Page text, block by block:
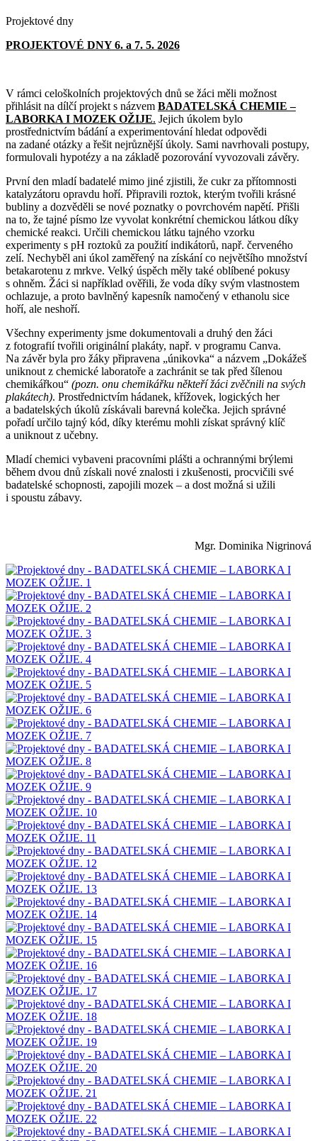
Projektové dny
PROJEKTOVÉ DNY 6. a 7. 5. 2026
V rámci celoškolních projektových dnů se žáci měli možnost
přihlásit na dílčí projekt s názvem BADATELSKÁ CHEMIE –
LABORKA I MOZEK OŽIJE. Jejich úkolem bylo
prostřednictvím bádání a experimentování hledat odpovědi
na zadané otázky a řešit nejrůznější úkoly. Sami navrhovali postupy,
formulovali hypotézy a na základě pozorování vyvozovali závěry.
První den mladí badatelé mimo jiné zjistili, že cukr za přítomnosti
katalyzátoru opravdu hoří. Připravili roztok, kterým tvořili krásné
bubliny a dozvěděli se nové poznatky o povrchovém napětí. Přišli
na to, že tajné písmo lze vyvolat konkrétní chemickou látkou díky
chemické reakci. Určili chemickou látku tajného vzorku
experimenty s pH roztoků za použití indikátorů, např. červeného
zelí. Nechyběl ani úkol zaměřený na získání co největšího množství
betakarotenu z mrkve. Velký úspěch měly také oblíbené pokusy
s ohněm. Žáci si například ověřili, že voda díky svým vlastnostem
ochlazuje, a proto bavlněný kapesník namočený v ethanolu sice
hoří, ale neshoří.
Všechny experimenty jsme dokumentovali a druhý den žáci
z fotografií tvořili originální plakáty, např. v programu Canva.
Na závěr byla pro žáky připravena „únikovka“ a názvem „Dokážeš
uniknout z chemické laboratoře a zachránit se tak před šílenou
chemikářkou“ (pozn. onu chemikářku někteří žáci zvěčnili na svých
plakátech). Prostřednictvím hádanek, křížovek, logických her
a badatelských úkolů získávali barevná kolečka. Jejich správné
pořadí určilo tajný kód, díky kterému mohli získat správný klíč
a uniknout z učebny.
Mladí chemici vybaveni pracovními plášti a ochrannými brýlemi
během dvou dnů získali nové znalosti i zkušenosti, procvičili své
badatelské schopnosti, zapojili mozek – a dost možná si užili
i spoustu zábavy.
Mgr. Dominika Nigrinová